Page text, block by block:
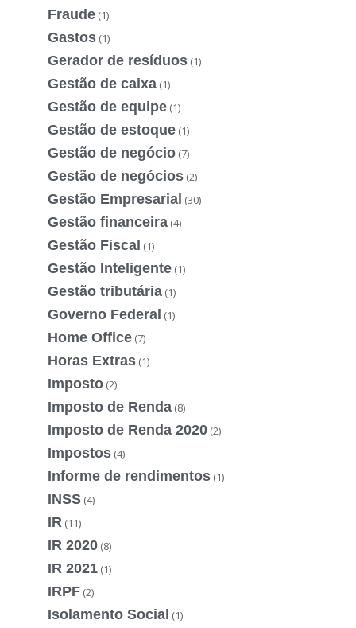
Fraude (1)
Gastos (1)
Gerador de resíduos (1)
Gestão de caixa (1)
Gestão de equipe (1)
Gestão de estoque (1)
Gestão de negócio (7)
Gestão de negócios (2)
Gestão Empresarial (30)
Gestão financeira (4)
Gestão Fiscal (1)
Gestão Inteligente (1)
Gestão tributária (1)
Governo Federal (1)
Home Office (7)
Horas Extras (1)
Imposto (2)
Imposto de Renda (8)
Imposto de Renda 2020 (2)
Impostos (4)
Informe de rendimentos (1)
INSS (4)
IR (11)
IR 2020 (8)
IR 2021 (1)
IRPF (2)
Isolamento Social (1)